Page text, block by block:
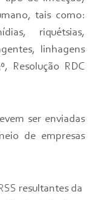
tais como:
riquétsias,
linhagens
Resolução RDC
ser enviadas
de empresas
resultantes da